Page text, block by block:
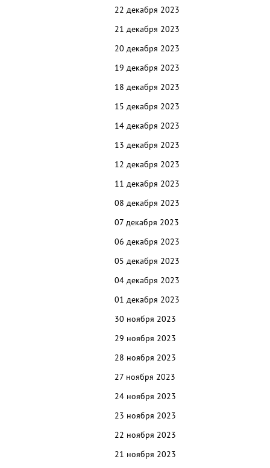
22 декабря 2023
21 декабря 2023
20 декабря 2023
19 декабря 2023
18 декабря 2023
15 декабря 2023
14 декабря 2023
13 декабря 2023
12 декабря 2023
11 декабря 2023
08 декабря 2023
07 декабря 2023
06 декабря 2023
05 декабря 2023
04 декабря 2023
01 декабря 2023
30 ноября 2023
29 ноября 2023
28 ноября 2023
27 ноября 2023
24 ноября 2023
23 ноября 2023
22 ноября 2023
21 ноября 2023